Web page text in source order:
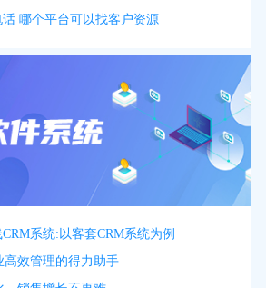
哪个平台可以找客户资源
系统:以客套CRM系统为例
高效管理的得力助手